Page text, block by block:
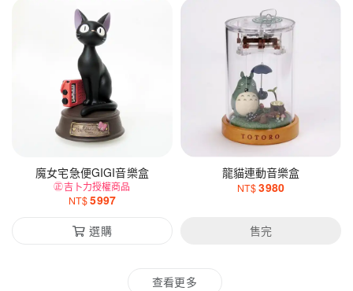
魔女宅急便GIGI音樂盒
㊣吉卜力授權商品
NT$5997
選購
龍貓連動音樂盒
NT$3980
售完
查看更多